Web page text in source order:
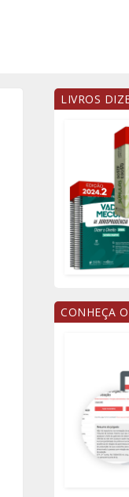
LIVROS
CONHEÇA